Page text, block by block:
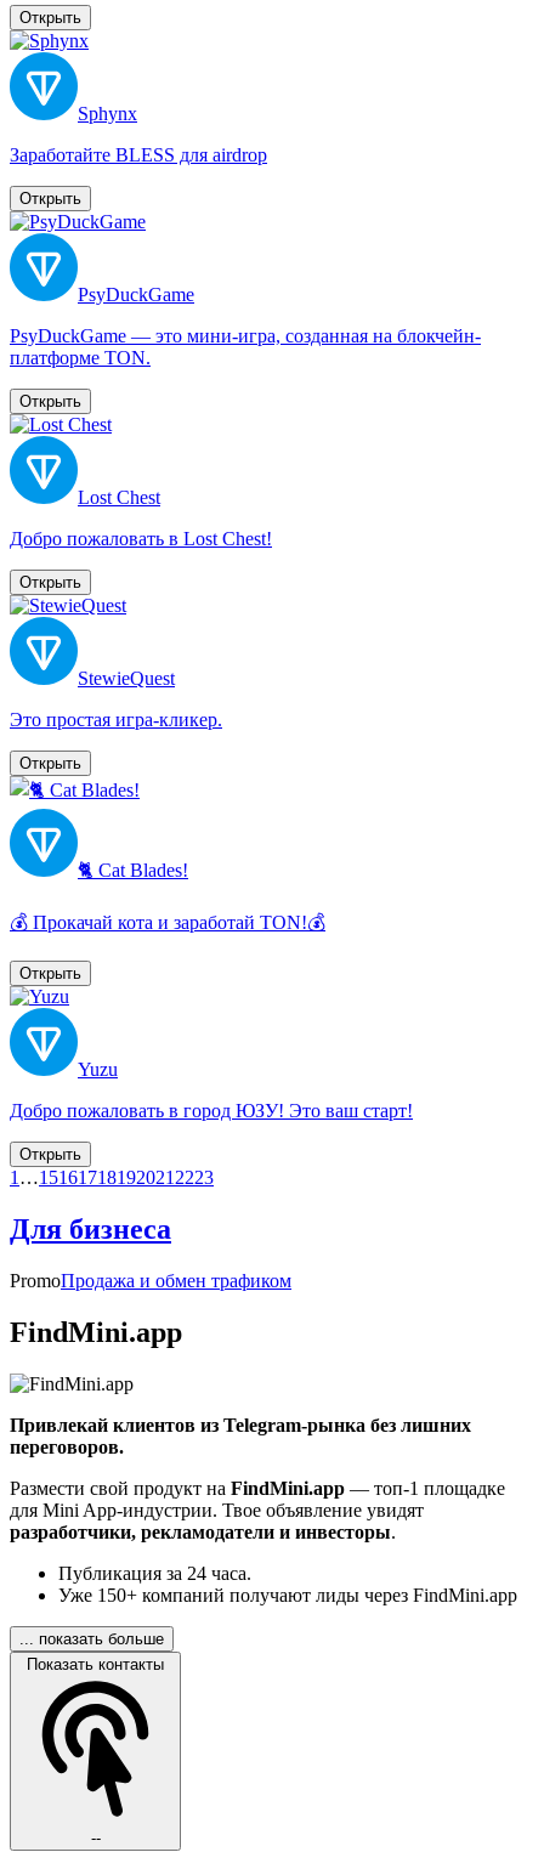
Открыть
Sphynx
Заработайте BLESS для airdrop
Открыть
PsyDuckGame
PsyDuckGame — это мини-игра, созданная на блокчейн-
платформе TON.
Открыть
Lost Chest
Добро пожаловать в Lost Chest!
Открыть
StewieQuest
Это простая игра-кликер.
Открыть
🐈 Cat Blades!
💰 Прокачай кота и заработай TON!💰
Открыть
Yuzu
Добро пожаловать в город ЮЗУ! Это ваш старт!
Открыть
1 …15161718192021 2223
Для бизнеса
PromoПродажа и обмен трафиком
FindMini.app
Привлекай клиентов из Telegram-рынка без лишних
переговоров.
Размести свой продукт на FindMini.app — топ-1 площадке
для Mini App-индустрии. Твое объявление увидят
разработчики, рекламодатели и инвесторы.
Публикация за 24 часа.
Уже 150+ компаний получают лиды через FindMini.app
... показать больше
Показать контакты
--